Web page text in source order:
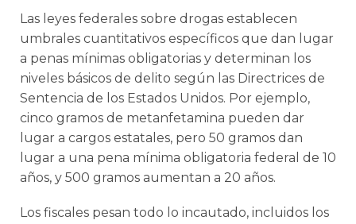
Las leyes federales sobre drogas establecen
umbrales cuantitativos específicos que dan lugar
a penas mínimas obligatorias y determinan los
niveles básicos de delito según las Directrices de
Sentencia de los Estados Unidos. Por ejemplo,
cinco gramos de metanfetamina pueden dar
lugar a cargos estatales, pero 50 gramos dan
lugar a una pena mínima obligatoria federal de 10
años, y 500 gramos aumentan a 20 años.
Los fiscales pesan todo lo incautado, incluidos los